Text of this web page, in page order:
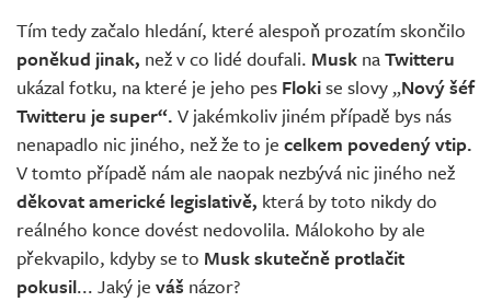
Tím tedy začalo hledání, které alespoň prozatím skončilo
poněkud jinak, než v co lidé doufali. Musk naTwitteru
ukázal fotku, na které je jeho pes Flokise slovy „Nový šéf
Twitteru je super“. V jakémkoliv jiném případě bys nás
nenapadlo nic jiného, než že to je celkem povedený vtip.
V tomto případě nám ale naopak nezbývá nic jiného než
děkovat americké legislativě, která by toto nikdy do
reálného konce dovést nedovolila. Málokoho by ale
překvapilo, kdyby se to Musk skutečně protlačit
pokusil... Jaký je váš názor?